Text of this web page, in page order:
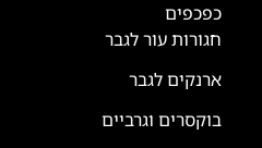
כפכפים
חגורות עור לגבר
ארנקים לגבר
בוקסרים וגרביים